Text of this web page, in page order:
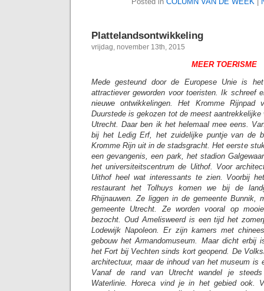
Plattelandsontwikkeling
vrijdag, november 13th, 2015
MEER TOERISME
Mede gesteund door de Europese Unie is
attractiever geworden voor toeristen. Ik schreef
nieuwe ontwikkelingen. Het Kromme
Duurstede is gekozen tot de meest aantrekkelijke
Utrecht. Daar ben ik het helemaal mee eens.
bij het Ledig Erf, het zuidelijke puntje van de
Kromme Rijn uit in de stadsgracht. Het eerste
een gevangenis, een park, het stadion
het universiteitscentrum de Uithof. Voor
Uithof heel wat interessants te zien. Voorbij
restaurant het Tolhuys komen we bij de
Rhijnauwen. Ze liggen in de gemeente Bunnik,
gemeente Utrecht. Ze worden vooral op
bezocht. Oud Amelisweerd is een tijd het
Lodewijk Napoleon. Er zijn kamers met
gebouw het Armandomuseum. Maar dicht erbij
het Fort bij Vechten sinds kort geopend. De
architectuur, maar de inhoud van het museum is
Vanaf de rand van Utrecht wandel je
Waterlinie. Horeca vind je in het gebied ook.